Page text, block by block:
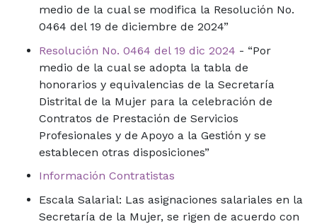
medio de la cual se modifica la Resolución No.
0464 del 19 de diciembre de 2024”
Resolución No. 0464 del 19 dic 2024 - “Por
medio de la cual se adopta la tabla de
honorarios y equivalencias de la Secretaría
Distrital de la Mujer para la celebración de
Contratos de Prestación de Servicios
Profesionales y de Apoyo a la Gestión y se
establecen otras disposiciones”
Información Contratistas
Escala Salarial: Las asignaciones salariales en la
Secretaría de la Mujer, se rigen de acuerdo con